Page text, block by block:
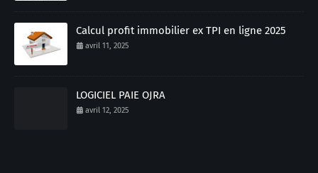
Calcul profit immobilier ex TPI en ligne 2025
avril 11, 2025
LOGICIEL PAIE OJRA
avril 12, 2025